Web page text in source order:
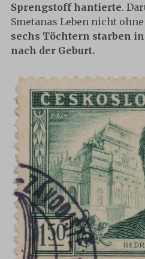
Sprengstoff hantierte.
Smetanas Leben nicht
sechs Töchtern starben
nach der Geburt.